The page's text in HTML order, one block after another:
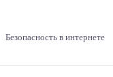
Безопасность в интернете